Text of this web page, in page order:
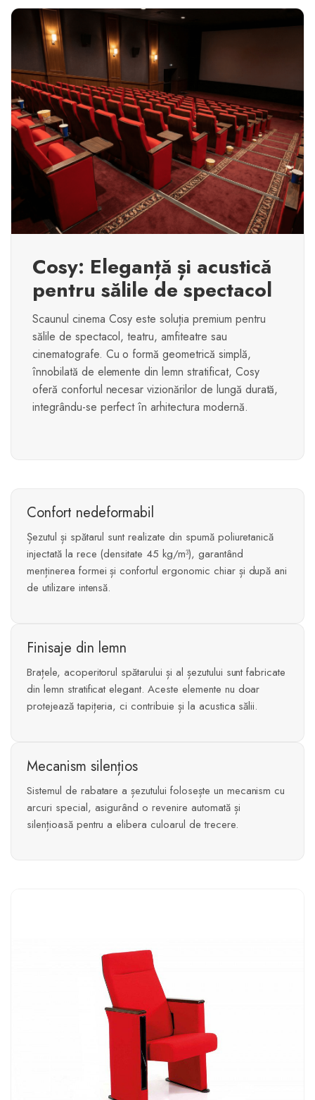
Cosy: Eleganță și acustică
pentru sălile de spectacol
Scaunul cinema Cosy este soluția premium pentru
sălile de spectacol, teatru, amfiteatre sau
cinematografe. Cu o formă geometrică simplă,
înnobilată de elemente din lemn stratificat, Cosy
oferă confortul necesar vizionărilor de lungă durată,
integrându-se perfect în arhitectura modernă.
Confort nedeformabil
Șezutul și spătarul sunt realizate din spumă poliuretanică
injectată la rece (densitate 45 kg/m³), garantând
menținerea formei și confortul ergonomic chiar și după ani
de utilizare intensă.
Finisaje din lemn
Brațele, acoperitorul spătarului și al șezutului sunt fabricate
din lemn stratificat elegant. Aceste elemente nu doar
protejează tapițeria, ci contribuie și la acustica sălii.
Mecanism silențios
Sistemul de rabatare a șezutului folosește un mecanism cu
arcuri special, asigurând o revenire automată și
silențioasă pentru a elibera culoarul de trecere.